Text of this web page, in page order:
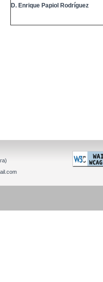
D. Enrique Papiol Rodríguez